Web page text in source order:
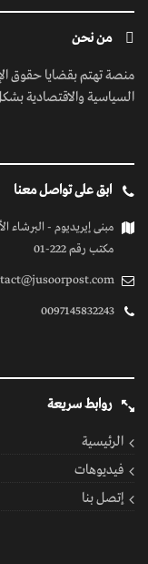
من نحن
منصة تهتم بقضايا حقوق
السياسية والاقتصادية
ابق على تواصل معنا
مبنى إيريديوم - البرشاء
مكتب رقم 222-01
0097145832243
روابط سريعة
الرئيسية
فيديوهات
إتصل بنا